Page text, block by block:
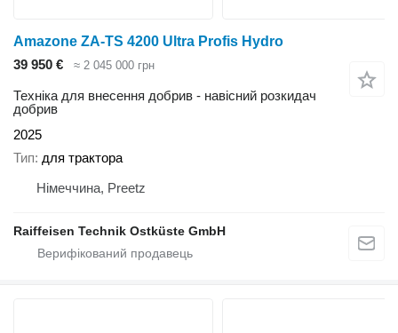
Amazone ZA-TS 4200 Ultra Profis Hydro
39 950 €
≈ 2 045 000 грн
Техніка для внесення добрив - навісний розкидач
добрив
2025
Тип для трактора
Німеччина, Preetz
Raiffeisen Technik Ostküste GmbH